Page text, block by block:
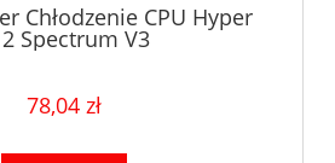
Chłodzenie CPU Hyper
Spectrum V3
78,04 zł